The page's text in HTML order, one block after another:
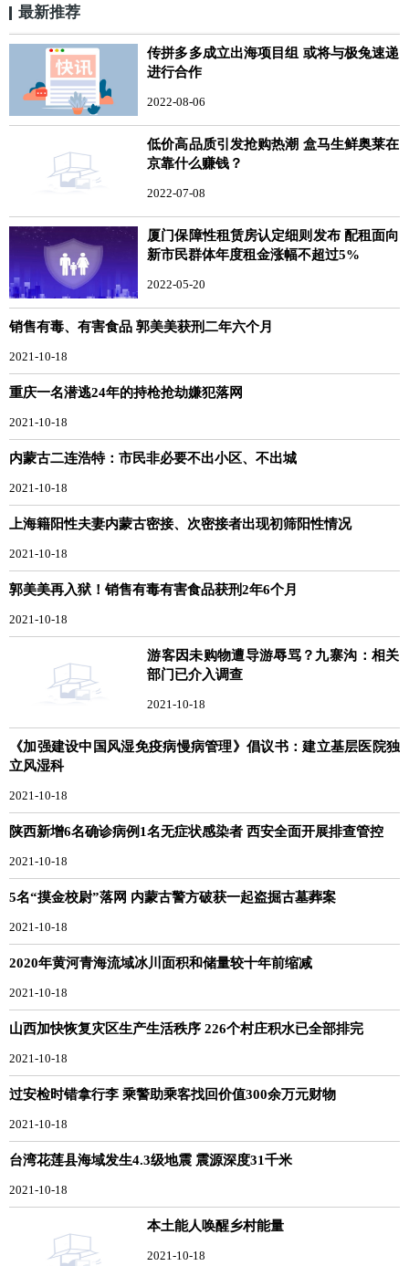
最新推荐
传拼多多成立出海项目组 或将与极兔速递
进行合作
2022-08-06
低价高品质引发抢购热潮 盒马生鲜奥莱在
京靠什么赚钱？
2022-07-08
厦门保障性租赁房认定细则发布 配租面向
新市民群体年度租金涨幅不超过5%
2022-05-20
销售有毒、有害食品 郭美美获刑二年六个月
2021-10-18
重庆一名潜逃24年的持枪抢劫嫌犯落网
2021-10-18
内蒙古二连浩特：市民非必要不出小区、不出城
2021-10-18
上海籍阳性夫妻内蒙古密接、次密接者出现初筛阳性情况
2021-10-18
郭美美再入狱！销售有毒有害食品获刑2年6个月
2021-10-18
游客因未购物遭导游辱骂？九寨沟：相关
部门已介入调查
2021-10-18
《加强建设中国风湿免疫病慢病管理》倡议书：建立基层医院独
立风湿科
2021-10-18
陕西新增6名确诊病例1名无症状感染者 西安全面开展排查管控
2021-10-18
5名“摸金校尉”落网 内蒙古警方破获一起盗掘古墓葬案
2021-10-18
2020年黄河青海流域冰川面积和储量较十年前缩减
2021-10-18
山西加快恢复灾区生产生活秩序 226个村庄积水已全部排完
2021-10-18
过安检时错拿行李 乘警助乘客找回价值300余万元财物
2021-10-18
台湾花莲县海域发生4.3级地震 震源深度31千米
2021-10-18
本土能人唤醒乡村能量
2021-10-18